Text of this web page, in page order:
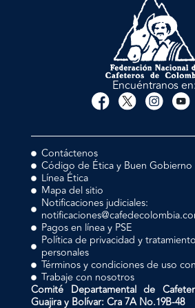
Encuéntranos en:
Contáctenos
Código de Ética y Buen Gobierno
Línea Ética
Mapa del sitio
Notificaciones judiciales:
Pagos en línea y PSE
Política de privacidad y
personales
Términos y condiciones de uso
Trabaje con nosotros
Comité Departamental de
Guajira y Bolívar: Cra 7A No.19B-48